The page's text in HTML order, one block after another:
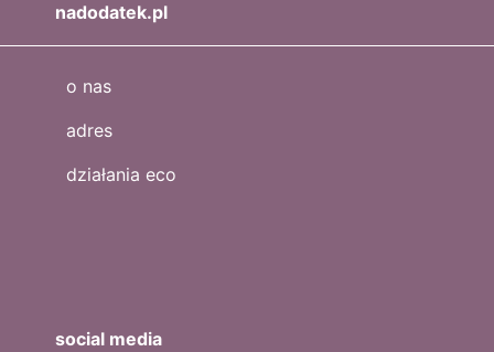
nadodatek.pl
o nas
adres
działania eco
social media